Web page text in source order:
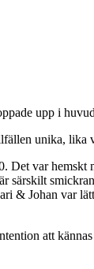
upp i
unika, lika
Det var hemskt
särskilt
& Johan var
att